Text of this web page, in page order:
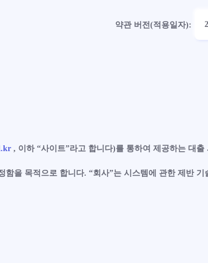
약관 버전(적용일자):
, 이하 “사이트”라고 합니다)를 통하여 제공하는 대출
을 목적으로 합니다. “회사”는 시스템에 관한 제반 기